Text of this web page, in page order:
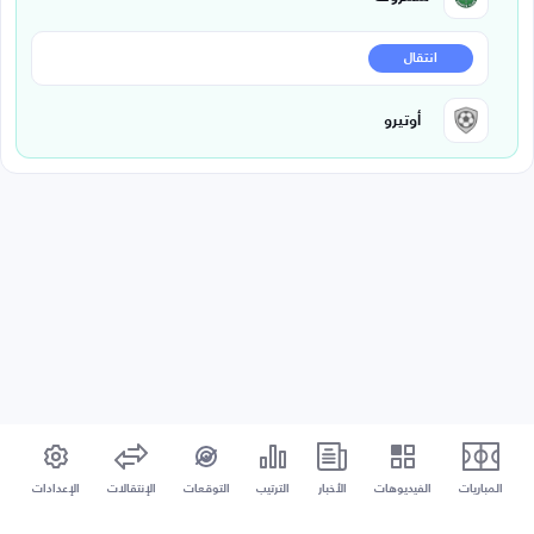
انتقال
أوتيرو
المباريات الفيديوهات الأخبار الترتيب التوقعات الإنتقالات الإعدادات